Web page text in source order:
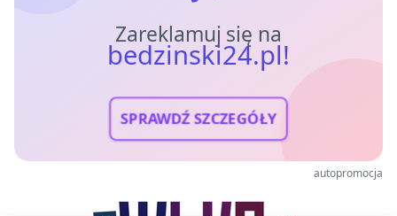
Zareklamuj się na
bedzinski24.pl!
SPRAWDŹ SZCZEGÓŁY
autopromocja